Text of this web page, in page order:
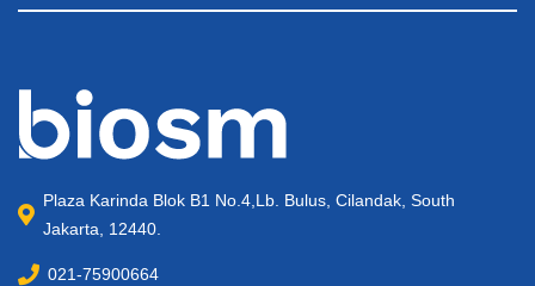
Plaza Karinda Blok B1 No.4,Lb. Bulus, Cilandak, South
Jakarta, 12440.
021-75900664